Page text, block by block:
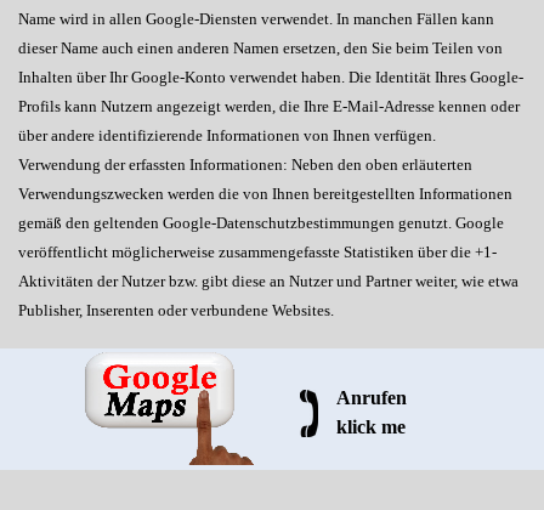
Name wird in allen Google-Diensten verwendet. In manchen Fällen kann
dieser Name auch einen anderen Namen ersetzen, den Sie beim Teilen von
Inhalten über Ihr Google-Konto verwendet haben. Die Identität Ihres Google-
Profils kann Nutzern angezeigt werden, die Ihre E-Mail-Adresse kennen oder
über andere identifizierende Informationen von Ihnen verfügen.
Verwendung der erfassten Informationen: Neben den oben erläuterten
Verwendungszwecken werden die von Ihnen bereitgestellten Informationen
gemäß den geltenden Google-Datenschutzbestimmungen genutzt. Google
veröffentlicht möglicherweise zusammengefasste Statistiken über die +1-
Aktivitäten der Nutzer bzw. gibt diese an Nutzer und Partner weiter, wie etwa
Publisher, Inserenten oder verbundene Websites.
Anrufen
klick me